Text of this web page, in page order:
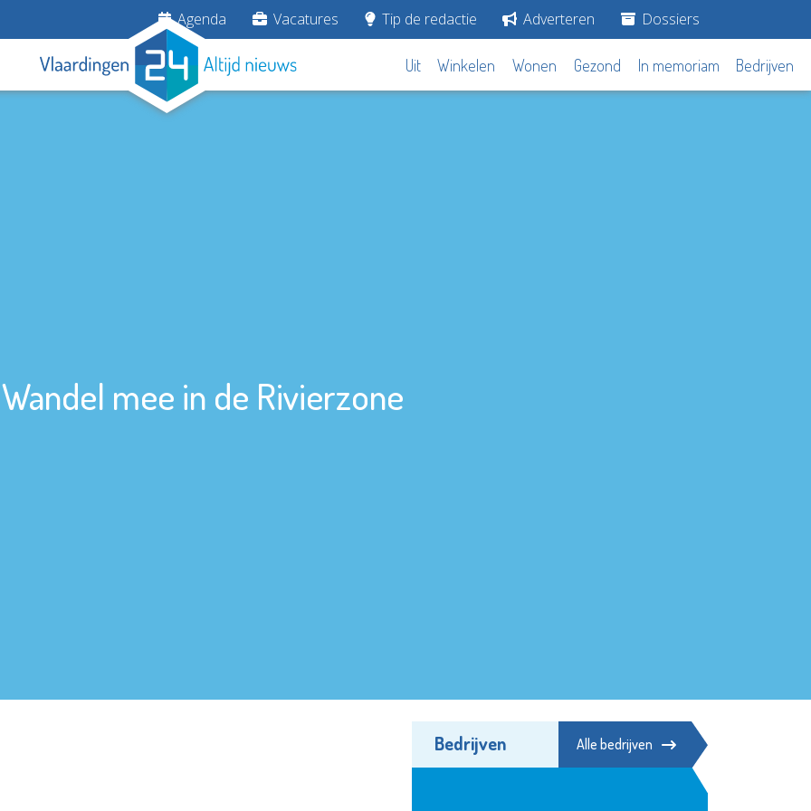
Agenda Vacatures Tip de redactie Adverteren Dossiers
Uit Winkelen Wonen Gezond In memoriam Bedrijven
Wandel mee in de Rivierzone
Bedrijven Alle bedrijven